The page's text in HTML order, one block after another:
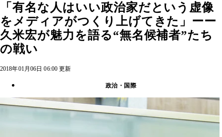
「有名な人はいい政治家だという虚像
をメディアがつくり上げてきた」ーー
久米宏が魅力を語る“無名候補者”たち
の戦い
2018年01月06日 06:00 更新
政治・国際